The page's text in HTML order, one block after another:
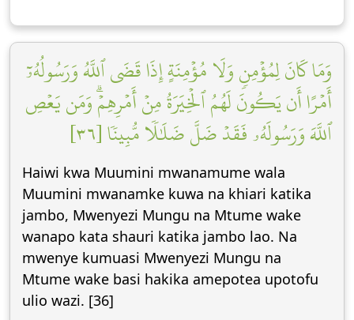
وَمَا كَانَ لِمُؤۡمِنٖ وَلَا مُؤۡمِنَةٍ إِذَا قَضَى ٱللَّهُ وَرَسُولُهُۥٓ
أَمۡرًا أَن يَكُونَ لَهُمُ ٱلۡخِيَرَةُ مِنۡ أَمۡرِهِمۡۗ وَمَن يَعۡصِ
ٱللَّهَ وَرَسُولَهُۥ فَقَدۡ ضَلَّ ضَلَٰلٗا مُّبِينٗا [٣٦]
Haiwi kwa Muumini mwanamume wala
Muumini mwanamke kuwa na khiari katika
jambo, Mwenyezi Mungu na Mtume wake
wanapo kata shauri katika jambo lao. Na
mwenye kumuasi Mwenyezi Mungu na
Mtume wake basi hakika amepotea upotofu
ulio wazi. [36]